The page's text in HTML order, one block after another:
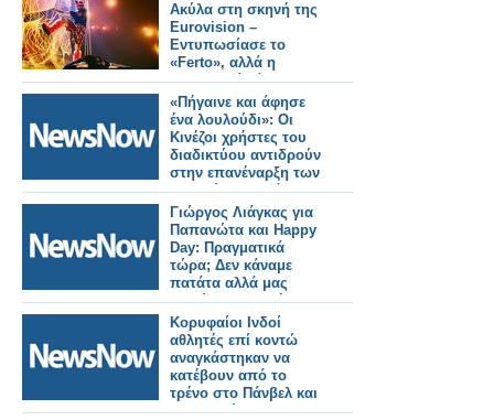
και «Νωρίς – Νωρίς»
Ακύλα στη σκηνή της
Eurovision –
Εντυπωσίασε το
«Ferto», αλλά η
σκηνοθεσία άφησε
ερωτήματα - Δείτε την
εμφάνιση σε Video
«Πήγαινε και άφησε
ένα λουλούδι»: Οι
Κινέζοι χρήστες του
διαδικτύου αντιδρούν
στην επανέναρξη των
ταξιδιών στη Βόρεια
Κορέα
Γιώργος Λιάγκας για
Παπανώτα και Happy
Day: Πραγματικά
τώρα; Δεν κάναμε
πατάτα αλλά μας
ζηλεύουν επειδή
έχουμε επιτυχία»;
Κορυφαίοι Ινδοί
αθλητές επί κοντώ
αναγκάστηκαν να
κατέβουν από το
τρένο στο Πάνβελ και
να πληρώσουν